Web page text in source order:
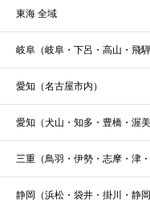
東海 全域
岐阜（岐阜・下呂・高山・飛騨
愛知（名古屋市内）
愛知（犬山・知多・豊橋・渥美
三重（鳥羽・伊勢・志摩・津・
静岡（浜松・袋井・掛川・静